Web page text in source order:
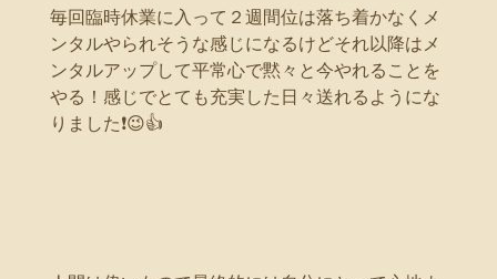
毎回臨時休業に入って２週間位は落ち着かなくメ
ンタルやられそうな感じになるけどそれ以降はメ
ンタルアップして平常心で黙々と今やれることを
やる！感じでとても充実した日々送れるようにな
りました❗😉👍